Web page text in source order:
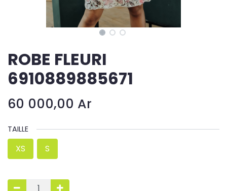
ROBE FLEURI
6910889885671
60 000,00 Ar
TAILLE
XS S